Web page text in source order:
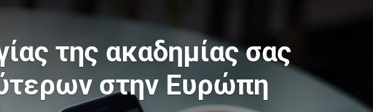
της ακαδημίας σας
στην Ευρώπη